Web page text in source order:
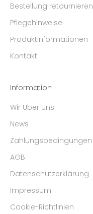
Bestellung retournieren
Pflegehinweise
Produktinformationen
Kontakt
Information
Wir Über Uns
News
Zahlungsbedingungen
AGB
Datenschutzerklärung
Impressum
Cookie-Richtlinien